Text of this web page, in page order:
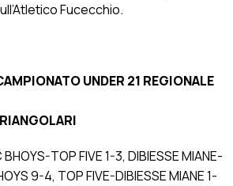
Fucecchio.
UNDER 21 REGIONALE
BHOYS-TOP FIVE 1-3, DIBIESSE MIANE-
9-4, TOP FIVE-DIBIESSE MIANE 1-